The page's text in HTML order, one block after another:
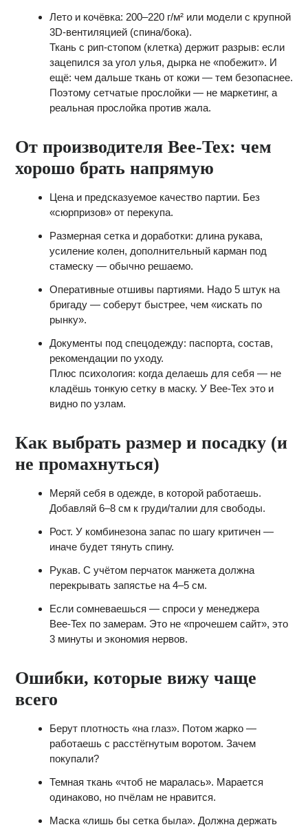
Лето и кочёвка: 200–220 г/м² или модели с крупной
3D‑вентиляцией (спина/бока).
Ткань с рип‑стопом (клетка) держит разрыв: если
зацепился за угол улья, дырка не «побежит». И
ещё: чем дальше ткань от кожи — тем безопаснее.
Поэтому сетчатые прослойки — не маркетинг, а
реальная прослойка против жала.
От производителя Bee‑Tex: чем
хорошо брать напрямую
Цена и предсказуемое качество партии. Без
«сюрпризов» от перекупа.
Размерная сетка и доработки: длина рукава,
усиление колен, дополнительный карман под
стамеску — обычно решаемо.
Оперативные отшивы партиями. Надо 5 штук на
бригаду — соберут быстрее, чем «искать по
рынку».
Документы под спецодежду: паспорта, состав,
рекомендации по уходу.
Плюс психология: когда делаешь для себя — не
кладёшь тонкую сетку в маску. У Bee‑Tex это и
видно по узлам.
Как выбрать размер и посадку (и
не промахнуться)
Меряй себя в одежде, в которой работаешь.
Добавляй 6–8 см к груди/талии для свободы.
Рост. У комбинезона запас по шагу критичен —
иначе будет тянуть спину.
Рукав. С учётом перчаток манжета должна
перекрывать запястье на 4–5 см.
Если сомневаешься — спроси у менеджера
Bee‑Tex по замерам. Это не «прочешем сайт», это
3 минуты и экономия нервов.
Ошибки, которые вижу чаще
всего
Берут плотность «на глаз». Потом жарко —
работаешь с расстёгнутым воротом. Зачем
покупали?
Темная ткань «чтоб не маралась». Марается
одинаково, но пчёлам не нравится.
Маска «лишь бы сетка была». Должна держать